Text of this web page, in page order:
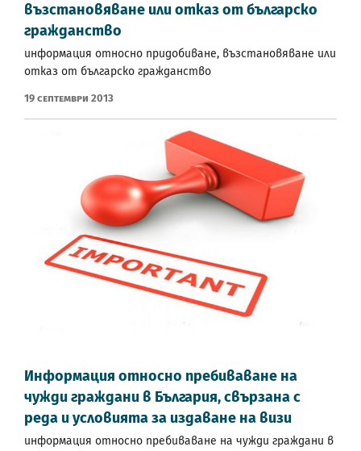
възстановяване или отказ от българско
гражданство
информация относно придобиване, възстановяване или
отказ от българско гражданство
19 Септември 2013
Информация относно пребиваване на
чужди граждани в България, свързана с
реда и условията за издаване на визи
информация относно пребиваване на чужди граждани в